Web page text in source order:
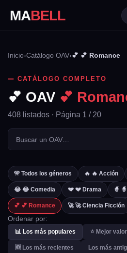
MABELL
Inicio›Catálogo OAV›💕 💕 Romance
CATÁLOGO COMPLETO
💕 OAV 💕
408 listados · Página 1 / 20
🎌 Todos los géneros 🔥 🔥 Acción
😂 😂 Comedia 💔 💔 Drama 🧙
💕 💕 Romance 🚀 🚀 Ciencia Ficción
Ordenar por:
📊 Los más populares ⭐ Mejor
🆕 Los más recientes Los más